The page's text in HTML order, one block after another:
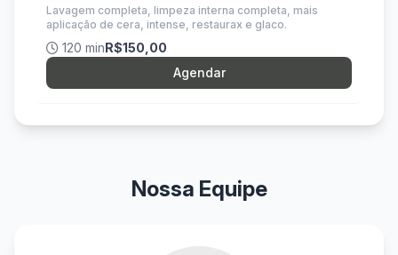
Lavagem completa, limpeza interna completa, mais
aplicação de cera, intense, restaurax e glaco.
120 minR$150,00
Agendar
Nossa Equipe